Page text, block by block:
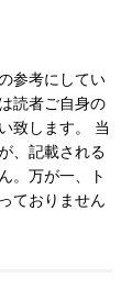
参考にしてい
読者ご自身の
致します。 当
、記載される
。万が一、ト
ておりません